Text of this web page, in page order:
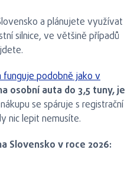
a plánujete využívat
silnice, ve většině případů
funguje podobně jako v
osobní auta do 3,5 tuny, je
se spáruje s registrační
nic lepit nemusíte.
Slovensko v roce 2026: